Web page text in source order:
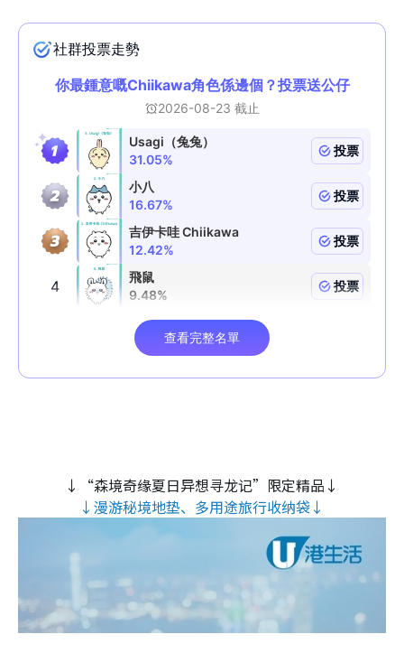
↓“森境奇缘夏日异想寻龙记”限定精品↓
↓漫游秘境地垫、多用途旅行收纳袋↓